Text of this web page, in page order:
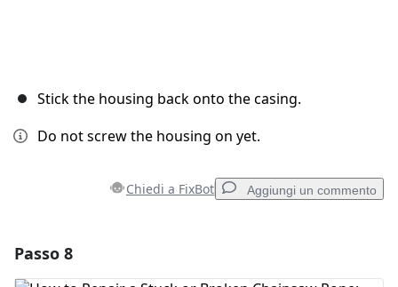
Stick the housing back onto the casing.
Do not screw the housing on yet.
Chiedi a FixBot Aggiungi un commento
Passo 8